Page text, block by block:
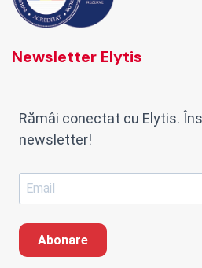
Newsletter Elytis
Rămâi conectat cu Elytis.
newsletter!
Abonare